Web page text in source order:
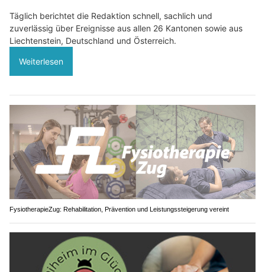
Täglich berichtet die Redaktion schnell, sachlich und
zuverlässig über Ereignisse aus allen 26 Kantonen sowie aus
Liechtenstein, Deutschland und Österreich.
Weiterlesen
FysiotherapieZug: Rehabilitation, Prävention und Leistungssteigerung vereint